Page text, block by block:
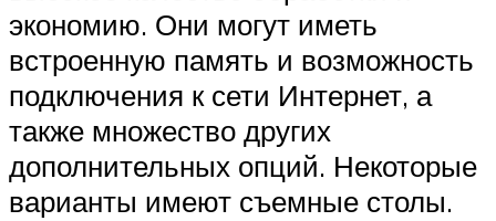
экономию. Они могут иметь
встроенную память и возможность
подключения к сети Интернет, а
также множество других
дополнительных опций. Некоторые
варианты имеют съемные столы.